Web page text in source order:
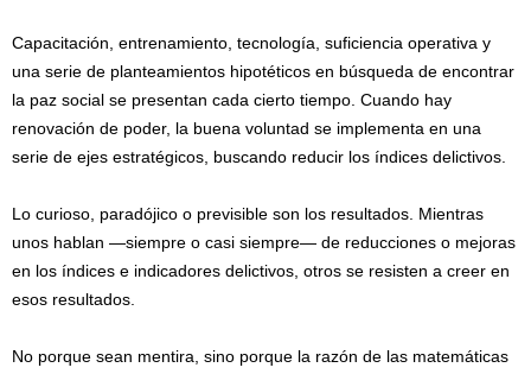
Capacitación, entrenamiento, tecnología, suficiencia operativa y
una serie de planteamientos hipotéticos en búsqueda de encontrar
la paz social se presentan cada cierto tiempo. Cuando hay
renovación de poder, la buena voluntad se implementa en una
serie de ejes estratégicos, buscando reducir los índices delictivos.
Lo curioso, paradójico o previsible son los resultados. Mientras
unos hablan —siempre o casi siempre— de reducciones o mejoras
en los índices e indicadores delictivos, otros se resisten a creer en
esos resultados.
No porque sean mentira, sino porque la razón de las matemáticas